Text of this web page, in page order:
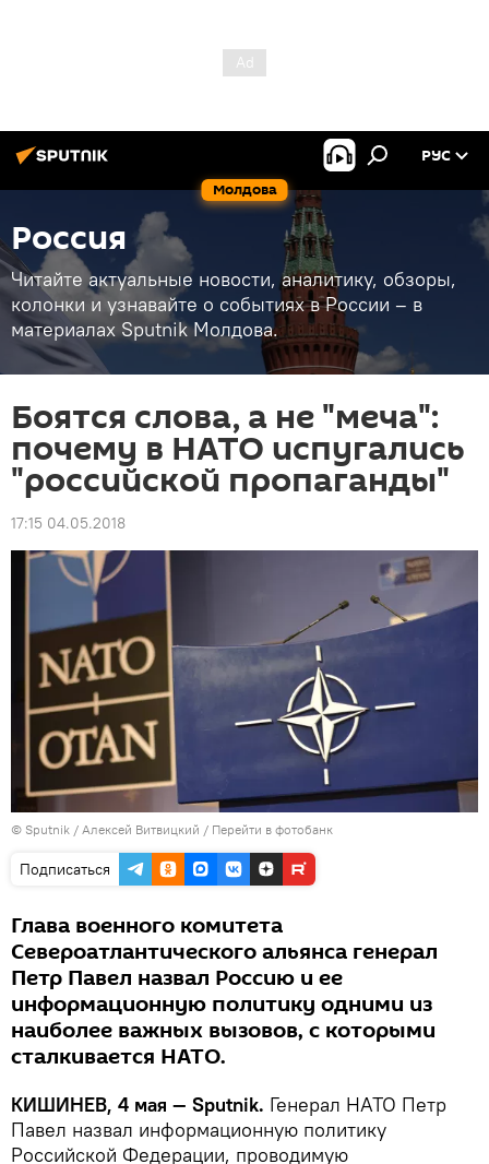
Молдова
РУС
Россия
Читайте актуальные новости, аналитику, обзоры,
колонки и узнавайте о событиях в России – в
материалах Sputnik Молдова.
Боятся слова, а не "меча":
почему в НАТО испугались
"российской пропаганды"
17:15 04.05.2018
© Sputnik / Алексей Витвицкий / Перейти в фотобанк
Подписаться
Глава военного комитета
Североатлантического альянса генерал
Петр Павел назвал Россию и ее
информационную политику одними из
наиболее важных вызовов, с которыми
сталкивается НАТО.
КИШИНЕВ, 4 мая — Sputnik. Генерал НАТО Петр
Павел назвал информационную политику
Российской Федерации, проводимую